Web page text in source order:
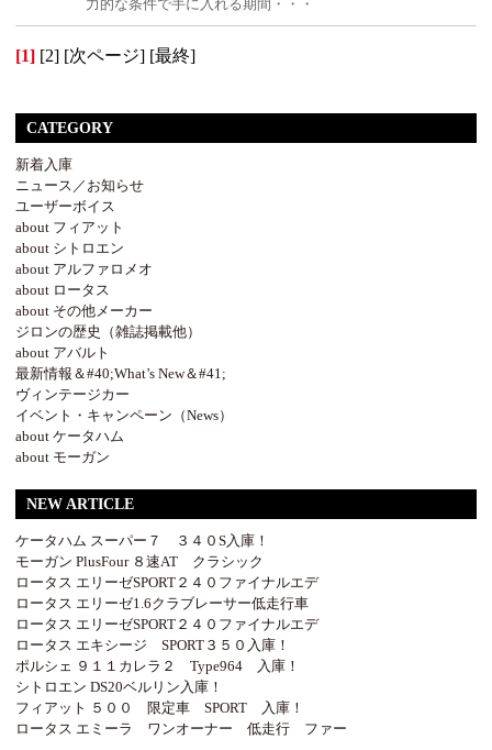
力的な条件で手に入れる期間・・・
[1] [2] [次ページ] [最終]
CATEGORY
新着入庫
ニュース／お知らせ
ユーザーボイス
about フィアット
about シトロエン
about アルファロメオ
about ロータス
about その他メーカー
ジロンの歴史（雑誌掲載他）
about アバルト
最新情報＆#40;What’s New＆#41;
ヴィンテージカー
イベント・キャンペーン（News）
about ケータハム
about モーガン
NEW ARTICLE
ケータハム スーパー７ ３４０S入庫！
モーガン PlusFour ８速AT クラシック
ロータス エリーゼSPORT２４０ファイナルエデ
ロータス エリーゼ1.6クラブレーサー低走行車
ロータス エリーゼSPORT２４０ファイナルエデ
ロータス エキシージ SPORT３５０入庫！
ポルシェ ９１１カレラ２ Type964 入庫！
シトロエン DS20ベルリン入庫！
フィアット ５００ 限定車 SPORT 入庫！
ロータス エミーラ ワンオーナー 低走行 ファー